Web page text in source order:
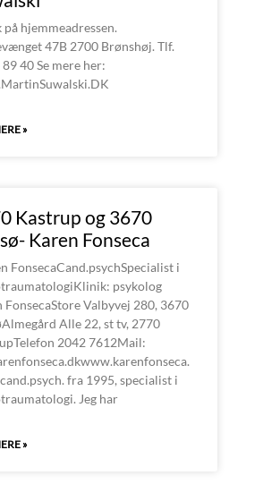
hjemmeadressen.
47B 2700 Brønshøj. Tlf.
40 Se mere her:
»
Kastrup og 3670
Karen Fonseca
FonsecaCand.psychSpecialist i
psykolog
FonsecaStore Valbyvej 280, 3670
Alle 22, st tv, 2770
2042 7612Mail:
fra 1995, specialist i
Jeg har
»